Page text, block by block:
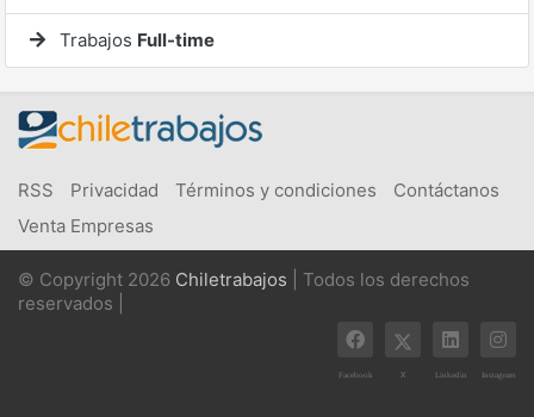
Trabajos Full-time
RSS Privacidad Términos y condiciones
Contáctanos
Venta Empresas
© Copyright 2026 Chiletrabajos | Todos los derechos
reservados |
Facebook X Linkedin Instagram